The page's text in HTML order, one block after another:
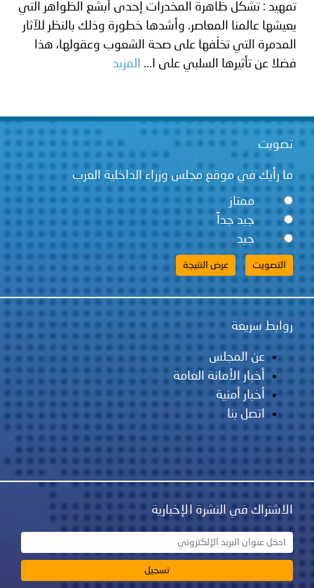
تمهيد : تشكل ظاهرة المخدرات إحدى أبشع الظواهر التي
يعيشها عالمنا المعاصر. وأشدها خطورة وذلك بالنظر للآثار
المدمرة التي تخلّفها على صحة الشعوب وعقولها، هذا
فضلا عن تأثيرها السلبي على ا...
المزيد
تصويت
ما رأيك في موقع مجلس وزراء الداخلية العرب
ممتاز
جيد جداً
جيد
روابط سريعة
عن المجلس
أخبار الأمانة العامة
أخبار أمنية
اتصل بنا
الاشتراك في النشرة الإخبارية